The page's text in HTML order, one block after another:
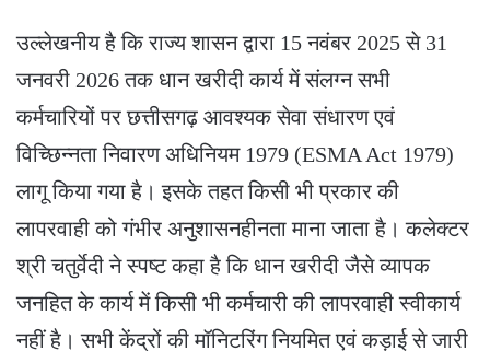
उल्लेखनीय है कि राज्य शासन द्वारा 15 नवंबर 2025 से 31
जनवरी 2026 तक धान खरीदी कार्य में संलग्न सभी
कर्मचारियों पर छत्तीसगढ़ आवश्यक सेवा संधारण एवं
विच्छिन्नता निवारण अधिनियम 1979 (ESMA Act 1979)
लागू किया गया है। इसके तहत किसी भी प्रकार की
लापरवाही को गंभीर अनुशासनहीनता माना जाता है। कलेक्टर
श्री चतुर्वेदी ने स्पष्ट कहा है कि धान खरीदी जैसे व्यापक
जनहित के कार्य में किसी भी कर्मचारी की लापरवाही स्वीकार्य
नहीं है। सभी केंद्रों की मॉनिटरिंग नियमित एवं कड़ाई से जारी